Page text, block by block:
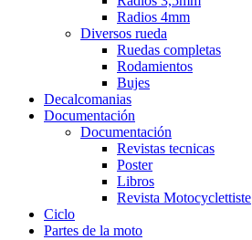
Radios 4mm
Diversos rueda
Ruedas completas
Rodamientos
Bujes
Decalcomanias
Documentación
Documentación
Revistas tecnicas
Poster
Libros
Revista Motocyclettiste
Ciclo
Partes de la moto